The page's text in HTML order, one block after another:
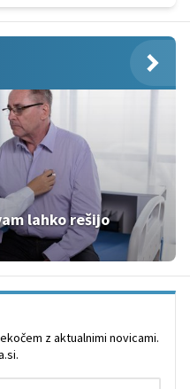
lahko rešijo
z aktualnimi novicami.